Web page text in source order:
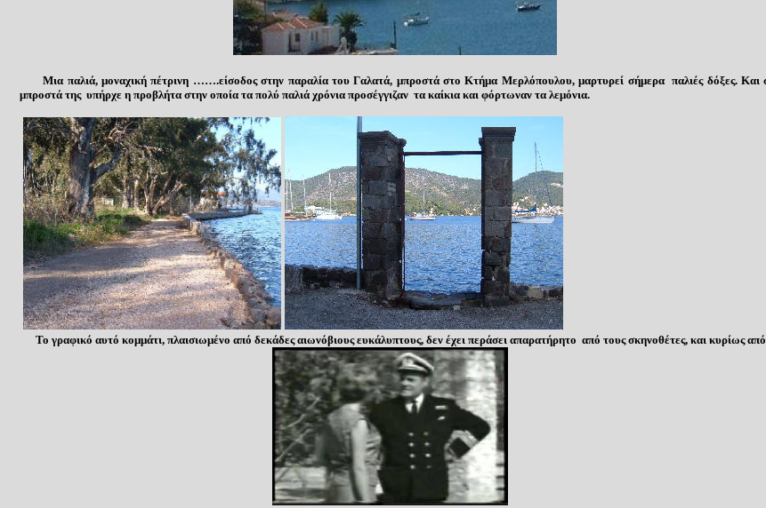
Μια παλιά, μοναχική πέτρινη …….είσοδος στην παραλία του Γαλατά, μπροστά στο Κτήμα Μερλόπουλου, μαρτυρεί σήμερα παλιές δόξες. Και
μπροστά της υπήρχε η προβλήτα στην οποία τα πολύ παλιά χρόνια προσέγγιζαν τα καίκια και φόρτωναν τα λεμόνια.
Το γραφικό αυτό κομμάτι, πλαισιωμένο από δεκάδες αιωνόβιους ευκάλυπτους, δεν έχει περάσει απαρατήρητο από τους σκηνοθέτες, και κυρίως